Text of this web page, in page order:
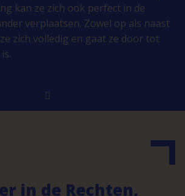
kan ze zich ook perfect in de
verplaatsen. Zowel op als naast
zich volledig en gaat ze door tot
in de Rechten,